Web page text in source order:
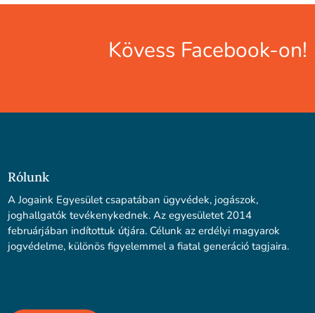
Kövess Facebook-on!
Rólunk
A Jogaink Egyesület csapatában ügyvédek, jogászok,
joghallgatók tevékenykednek. Az egyesületet 2014
februárjában indítottuk útjára. Célunk az erdélyi magyarok
jogvédelme, különös figyelemmel a fiatal generáció tagjaira.